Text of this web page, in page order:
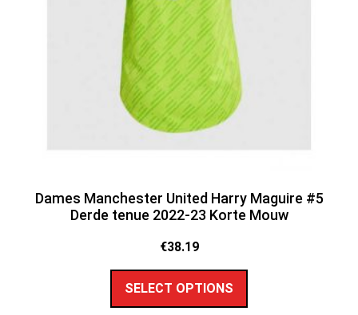
Dames Manchester United Harry Maguire #5
Derde tenue 2022-23 Korte Mouw
€38.19
SELECT OPTIONS